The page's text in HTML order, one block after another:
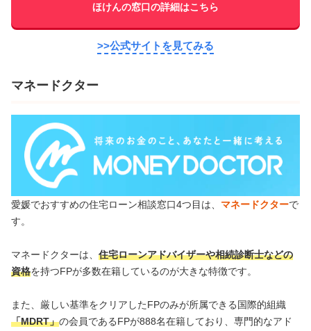
ほけんの窓口の詳細はこちら
>>公式サイトを見てみる
マネードクター
愛媛でおすすめの住宅ローン相談窓口4つ目は、 マネードクターで
す。
マネードクターは、 住宅ローンアドバイザーや相続診断士などの
資格を持つFPが多数在籍しているのが大きな特徴です。
また、厳しい基準をクリアしたFPのみが所属できる国際的組織
「MDRT」の会員であるFPが888名在籍しており、専門的なアド